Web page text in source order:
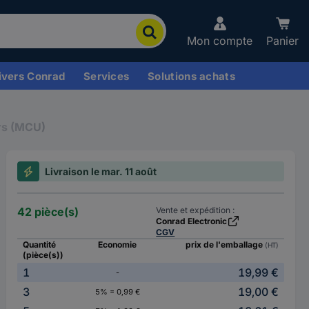
Mon compte Panier
Conrad Services Solutions achats
(MCU)
Livraison le mar. 11 août
42 pièce(s)
Vente et expédition :
Conrad Electronic
CGV
Quantité
(pièce(s))
Economie prix de l'emballage (HT)
1 -
19,99 €
3
5% = 0,99 €
19,00 €